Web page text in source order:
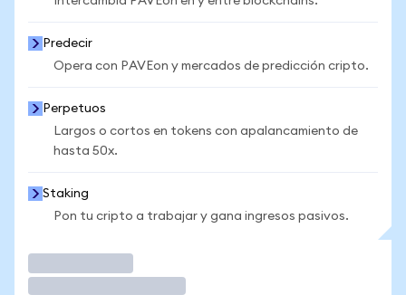
Predecir
Opera con PAVEon y mercados de predicción cripto.
Perpetuos
Largos o cortos en tokens con apalancamiento de
hasta 50x.
Staking
Pon tu cripto a trabajar y gana ingresos pasivos.